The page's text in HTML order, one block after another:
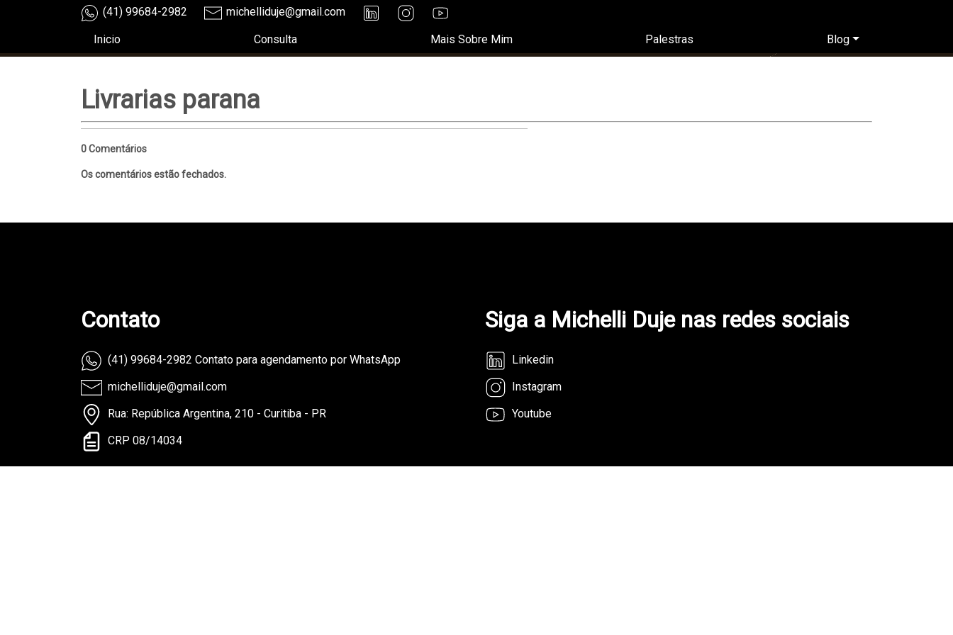
(41) 99684-2982 michelliduje@gmail.com
Inicio Consulta Mais Sobre Mim Palestras Blog
Livrarias parana
0 Comentários
Os comentários estão fechados.
Contato
(41) 99684-2982 Contato para agendamento por WhatsApp
michelliduje@gmail.com
Rua: República Argentina, 210 - Curitiba - PR
CRP 08/14034
Siga a Michelli Duje nas redes sociais
Linkedin
Instagram
Youtube